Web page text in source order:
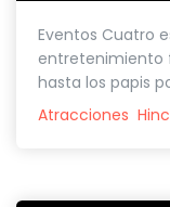
Eventos Cuatro
entretenimiento
hasta los papis
Atracciones